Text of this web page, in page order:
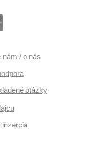
nám / o nás
otázky
inzercia